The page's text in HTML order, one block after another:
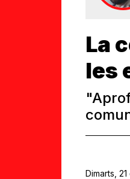
La
les
Dimarts,